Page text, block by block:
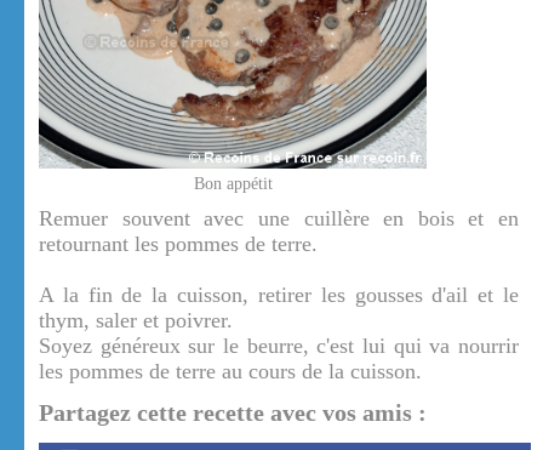
Bon appétit
Remuer souvent avec une cuillère en bois et en
retournant les pommes de terre.
A la fin de la cuisson, retirer les gousses d'ail et le
thym, saler et poivrer.
Soyez généreux sur le beurre, c'est lui qui va nourrir
les pommes de terre au cours de la cuisson.
Partagez cette recette avec vos amis :